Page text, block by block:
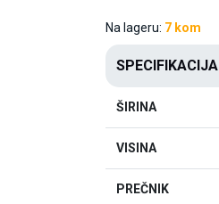
Na lageru: 7 kom
SPECIFIKACIJA
ŠIRINA
VISINA
PREČNIK